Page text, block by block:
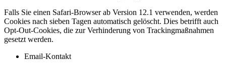
Falls Sie einen Safari-Browser ab Version 12.1 verwenden, werden
Cookies nach sieben Tagen automatisch gelöscht. Dies betrifft auch
Opt-Out-Cookies, die zur Verhinderung von Trackingmaßnahmen
gesetzt werden.
Email-Kontakt